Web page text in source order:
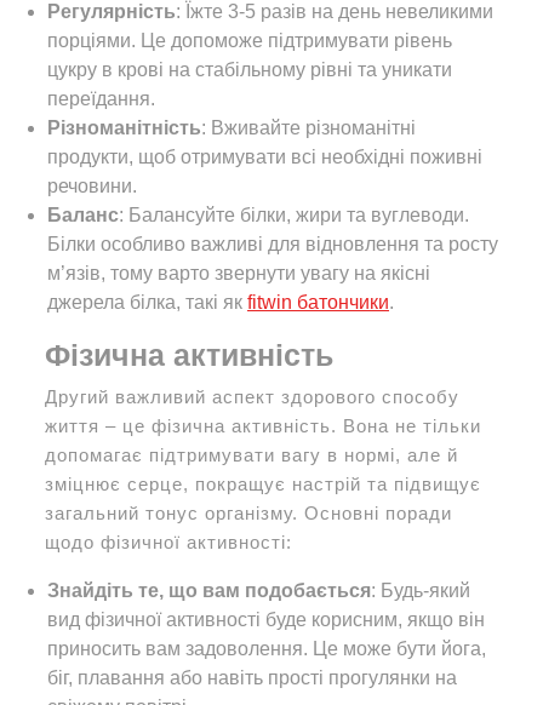
Регулярність: Їжте 3-5 разів на день невеликими
порціями. Це допоможе підтримувати рівень
цукру в крові на стабільному рівні та уникати
переїдання.
Різноманітність: Вживайте різноманітні
продукти, щоб отримувати всі необхідні поживні
речовини.
Баланс: Балансуйте білки, жири та вуглеводи.
Білки особливо важливі для відновлення та росту
м’язів, тому варто звернути увагу на якісні
джерела білка, такі як fitwin батончики.
Фізична активність
Другий важливий аспект здорового способу
життя – це фізична активність. Вона не тільки
допомагає підтримувати вагу в нормі, але й
зміцнює серце, покращує настрій та підвищує
загальний тонус організму. Основні поради
щодо фізичної активності:
Знайдіть те, що вам подобається: Будь-який
вид фізичної активності буде корисним, якщо він
приносить вам задоволення. Це може бути йога,
біг, плавання або навіть прості прогулянки на